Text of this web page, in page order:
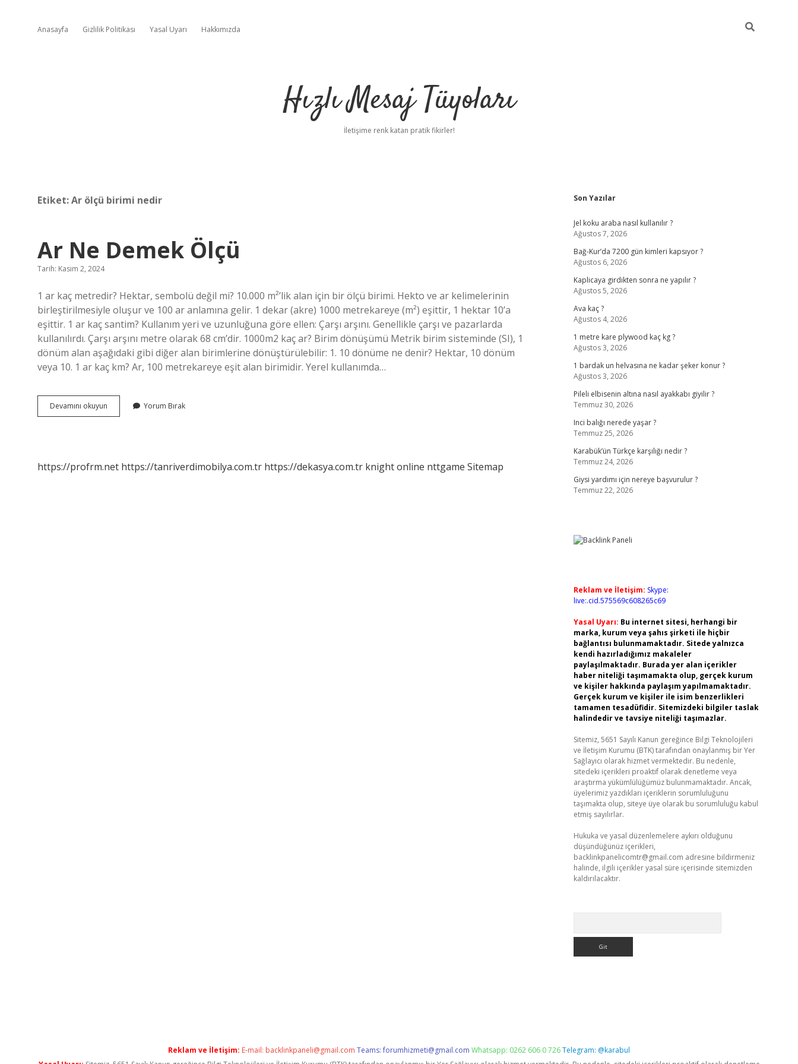
Anasayfa Gizlilik Politikası Yasal Uyarı Hakkımızda
Hızlı Mesaj Tüyoları
İletişime renk katan pratik fikirler!
Etiket:Ar ölçü birimi nedir
Ar Ne Demek Ölçü
Tarih: Kasım 2, 2024
1 ar kaç metredir? Hektar, sembolü değil mi? 10.000 m²’lik alan için bir ölçü birimi. Hekto ve ar kelimelerinin
birleştirilmesiyle oluşur ve 100 ar anlamına gelir. 1 dekar (akre) 1000 metrekareye (m²) eşittir, 1 hektar 10’a
eşittir. 1 ar kaç santim? Kullanım yeri ve uzunluğuna göre ellen: Çarşı arşını. Genellikle çarşı ve pazarlarda
kullanılırdı. Çarşı arşını metre olarak 68 cm’dir. 1000m2 kaç ar? Birim dönüşümü Metrik birim sisteminde (SI), 1
dönüm alan aşağıdaki gibi diğer alan birimlerine dönüştürülebilir: 1. 10 dönüme ne denir? Hektar, 10 dönüm
veya 10. 1 ar kaç km? Ar, 100 metrekareye eşit alan birimidir. Yerel kullanımda…
Devamını okuyun
Ne
Yorum Bırak
https://profrm.net https://tanriverdimobilya.com.tr https://dekasya.com.tr knight online nttgame Sitemap
Sidebar
Son Yazılar
Jel koku araba nasıl kullanılır ?
Ağustos 7, 2026
Bağ-Kur’da 7200 gün kimleri kapsıyor ?
Ağustos 6, 2026
Kaplicaya girdikten sonra ne yapılır ?
Ağustos 5, 2026
Ava kaç ?
Ağustos 4, 2026
1 metre kare plywood kaç kg ?
Ağustos 3, 2026
1 bardak un helvasına ne kadar şeker konur ?
Ağustos 3, 2026
Pileli elbisenin altına nasıl ayakkabı giyilir ?
Temmuz 30, 2026
Inci balığı nerede yaşar ?
Temmuz 25, 2026
Karabük’ün Türkçe karşılığı nedir ?
Temmuz 24, 2026
Giysi yardımı için nereye başvurulur ?
Temmuz 22, 2026
Reklam ve İletişim: Skype:
live:.cid.575569c608265c69
Yasal Uyarı: Bu internet sitesi, herhangi bir
marka, kurum veya şahıs şirketi ile hiçbir
bağlantısı bulunmamaktadır. Sitede yalnızca
kendi hazırladığımız makaleler
paylaşılmaktadır. Burada yer alan içerikler
haber niteliği taşımamakta olup, gerçek kurum
ve kişiler hakkında paylaşım yapılmamaktadır.
Gerçek kurum ve kişiler ile isim benzerlikleri
tamamen tesadüfidir. Sitemizdeki bilgiler taslak
halindedir ve tavsiye niteliği taşımazlar.
Sitemiz, 5651 Sayılı Kanun gereğince Bilgi Teknolojileri
ve İletişim Kurumu (BTK) tarafından onaylanmış bir Yer
Sağlayıcı olarak hizmet vermektedir. Bu nedenle,
sitedeki içerikleri proaktif olarak denetleme veya
araştırma yükümlülüğümüz bulunmamaktadır. Ancak,
üyelerimiz yazdıkları içeriklerin sorumluluğunu
taşımakta olup, siteye üye olarak bu sorumluluğu kabul
etmiş sayılırlar.
Hukuka ve yasal düzenlemelere aykırı olduğunu
düşündüğünüz içerikleri,
backlinkpanelicomtr@gmail.com adresine bildirmeniz
halinde, ilgili içerikler yasal süre içerisinde sitemizden
kaldırılacaktır.
Reklam ve İletişim: E-mail: backlinkpaneli@gmail.com Teams:forumhizmeti@gmail.com Whatsapp: 0262 606 0 726Telegram: @karabul